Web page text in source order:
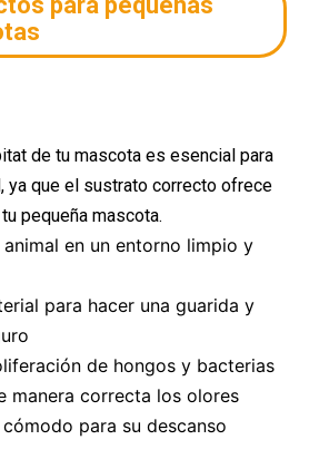
de tu mascota es esencial para
ya que el sustrato correcto ofrece
pequeña mascota.
animal en un entorno limpio y
para hacer una guarida y
de hongos y bacterias
manera correcta los olores
para su descanso